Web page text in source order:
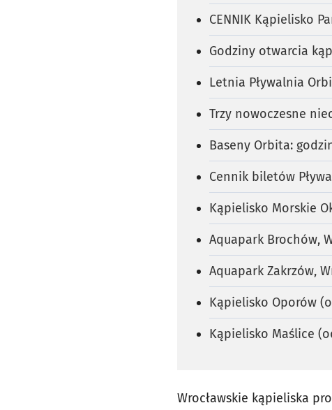
CENNIK Kąpielisko
Godziny otwarcia
Letnia Pływalnia
Trzy nowoczesne
Baseny Orbita:
Cennik biletów
Kąpielisko Morskie
Aquapark Brochów,
Aquapark Zakrzów,
Kąpielisko Oporów
Kąpielisko Maślice
Wrocławskie kąpieliska